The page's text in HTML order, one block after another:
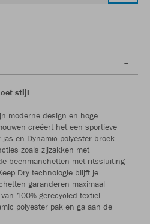
stijl
moderne design en hoge
creëert het een sportieve
en Dynamic polyester broek -
zoals zijzakken met
beenmanchetten met ritssluiting
Dry technologie blijft je
garanderen maximaal
100% gerecycled textiel -
polyester pak en ga aan de